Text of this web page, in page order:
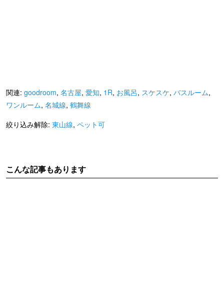
関連: goodroom, 名古屋, 愛知, 1R, お風呂, スケスケ, バスルーム,
ワンルーム, 名城線, 鶴舞線
絞り込み解除: 東山線, ペット可
こんな記事もあります